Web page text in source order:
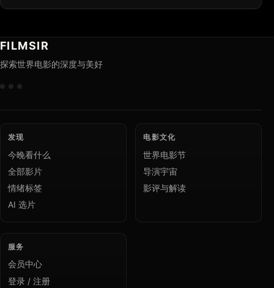
FILMSIR
探索世界电影的深度与美好
发现
今晚看什么
全部影片
情绪标签
AI 选片
电影文化
世界电影节
导演宇宙
影评与解读
服务
会员中心
登录 / 注册